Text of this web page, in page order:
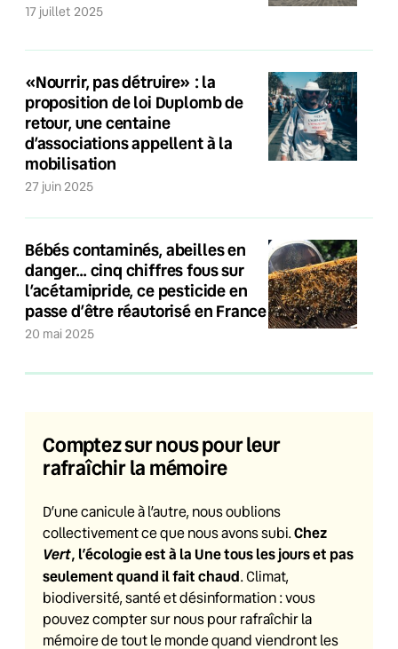
17 juillet 2025
«Nourrir, pas détruire» : la
proposition de loi Duplomb de
retour, une centaine
d’associations appellent à la
mobilisation
27 juin 2025
Bébés contaminés, abeilles en
danger… cinq chiffres fous sur
l’acétamipride, ce pesticide en
passe d’être réautorisé en France
20 mai 2025
Comptez sur nous pour leur
rafraîchir la mémoire
D’une canicule à l’autre, nous oublions
collectivement ce que nous avons subi.Chez
Vert, l’écologie est à la Une tous les jours et pas
seulement quand il fait chaud. Climat,
biodiversité, santé et désinformation : vous
pouvez compter sur nous pour rafraîchir la
mémoire de tout le monde quand viendront les